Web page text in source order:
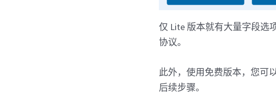
仅 Lite 版本就有大量字段选
协议。
此外，使用免费版本，您可
后续步骤。